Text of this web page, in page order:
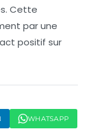
Cette
par une
positif sur
WHATSAPP